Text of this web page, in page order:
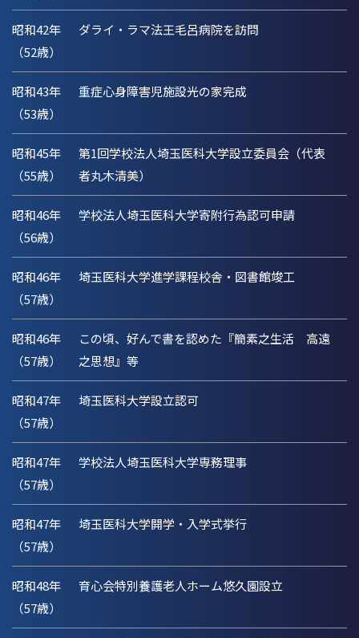
昭和42年
（52歳）
ダライ・ラマ法王毛呂病院を訪問
昭和43年
（53歳）
重症心身障害児施設光の家完成
昭和45年
（55歳）
第1回学校法人埼玉医科大学設立委員会（代表
者丸木清美）
昭和46年
（56歳）
学校法人埼玉医科大学寄附行為認可申請
昭和46年
（57歳）
埼玉医科大学進学課程校舎・図書館竣工
昭和46年
（57歳）
この頃、好んで書を認めた『簡素之生活 高遠
之思想』等
昭和47年
（57歳）
埼玉医科大学設立認可
昭和47年
（57歳）
学校法人埼玉医科大学専務理事
昭和47年
（57歳）
埼玉医科大学開学・入学式挙行
昭和48年
（57歳）
育心会特別養護老人ホーム悠久園設立